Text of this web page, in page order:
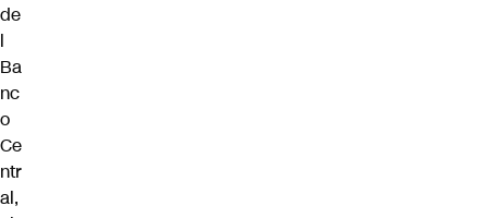
de
l
Ba
nc
o
Ce
ntr
al,